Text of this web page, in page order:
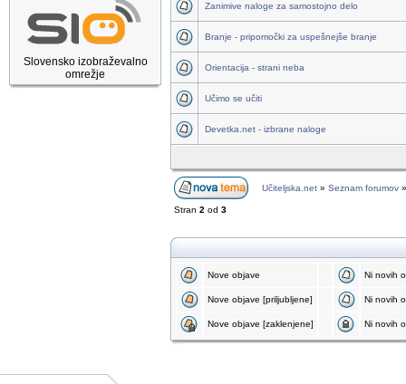
Slovensko izobraževalno
omrežje
Zanimive naloge za samostojno delo
Branje - pripomočki za uspešnejše branje
Orientacija - strani neba
Učimo se učiti
Devetka.net - izbrane naloge
Učiteljska.net » Seznam forumov
Stran 2 od 3
Nove objave Ni novih
Nove objave [priljubljene] Ni novih
Nove objave [zaklenjene] Ni novih